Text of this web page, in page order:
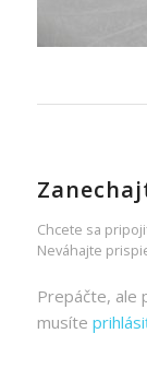
Chcete sa
Neváhajte
Prepáčte, ale
musíte